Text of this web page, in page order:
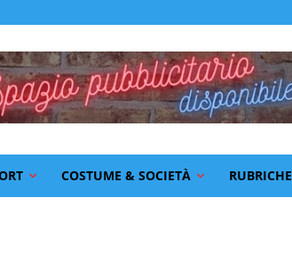
COSTUME & SOCIETÀ RUBRICHE